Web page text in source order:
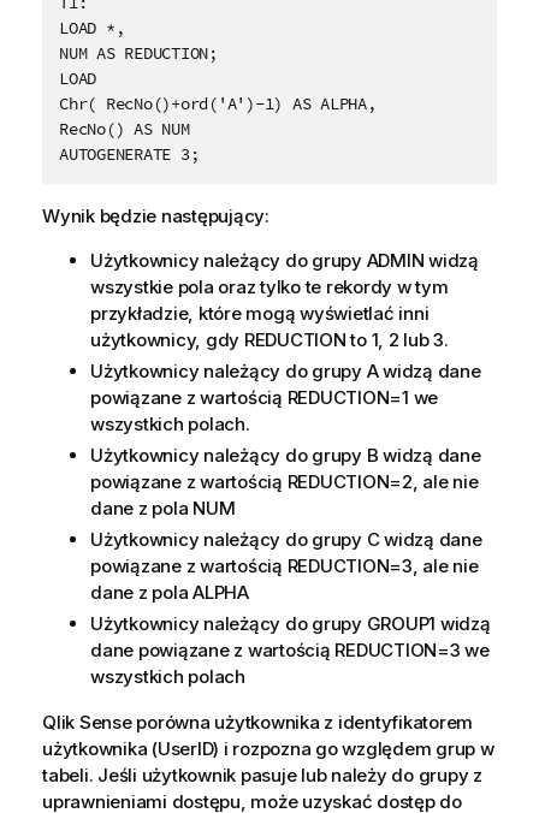
LOAD *,
NUM AS REDUCTION;
LOAD
Chr( RecNo()+ord('A')-1) AS ALPHA,
RecNo() AS NUM
AUTOGENERATE 3;
Wynik będzie następujący:
Użytkownicy należący do grupy ADMIN widzą
wszystkie pola oraz tylko te rekordy w tym
przykładzie, które mogą wyświetlać inni
użytkownicy, gdy REDUCTIONto 1, 2 lub 3.
Użytkownicy należący do grupy Awidzą dane
powiązane z wartością REDUCTION=1 we
wszystkich polach.
Użytkownicy należący do grupy B widzą dane
powiązane z wartością REDUCTION=2 , ale nie
dane z pola NUM
Użytkownicy należący do grupy Cwidzą dane
powiązane z wartością REDUCTION=3 , ale nie
dane z pola ALPHA
Użytkownicy należący do grupy GROUP1 widzą
dane powiązane z wartością REDUCTION=3 we
wszystkich polach
Qlik Senseporówna użytkownika z identyfikatorem
użytkownika (UserID) i rozpozna go względem grup w
tabeli. Jeśli użytkownik pasuje lub należy do grupy z
uprawnieniami dostępu, może uzyskać dostęp do